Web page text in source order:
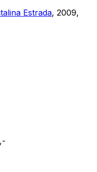
Estrada, 2009,